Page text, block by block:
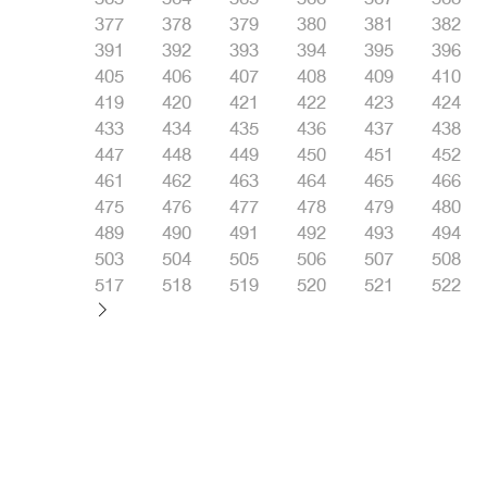
377
378 379 380 381
382
391
392 393 394 395
396
405
406 407 408 409
410
419
420 421 422 423
424
433
434 435 436 437
438
447
448 449 450 451
452
461
462 463 464 465
466
475
476 477 478 479
480
489
490 491 492 493
494
503
504 505 506 507
508
517
518 519 520 521 522